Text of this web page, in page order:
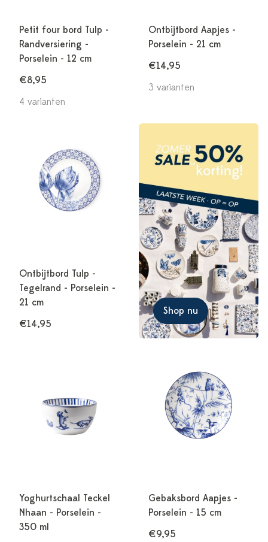
Petit four bord Tulp -
Randversiering -
Porselein - 12 cm
€8,95
4 varianten
Ontbijtbord Aapjes -
Porselein - 21 cm
€14,95
3 varianten
Ontbijtbord Tulp -
Tegelrand - Porselein -
21 cm
€14,95
Shop nu
Yoghurtschaal Teckel
Nhaan - Porselein -
350 ml
Gebaksbord Aapjes -
Porselein - 15 cm
€9,95